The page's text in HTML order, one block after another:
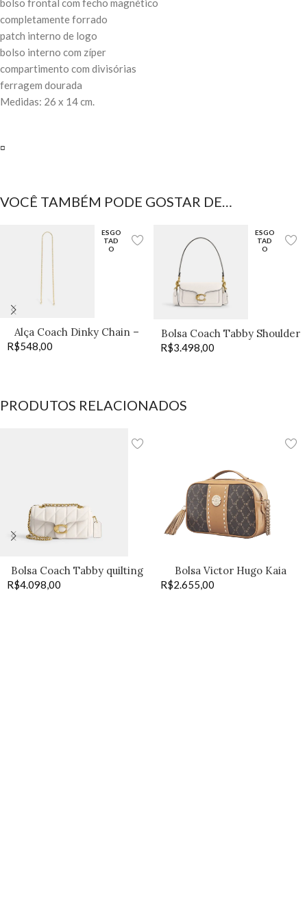
bolso frontal com fecho magnético
completamente forrado
patch interno de logo
bolso interno com zíper
compartimento com divisórias
ferragem dourada
Medidas: 26 x 14 cm.
▫️
VOCÊ TAMBÉM PODE GOSTAR DE…
ESGO
TAD
O
Alça Coach Dinky Chain –
R$548,00
ESGO
TAD
O
Bolsa Coach Tabby Shoulder
R$3.498,00
PRODUTOS RELACIONADOS
Bolsa Coach Tabby quilting
R$4.098,00
Bolsa Victor Hugo Kaia
R$2.655,00